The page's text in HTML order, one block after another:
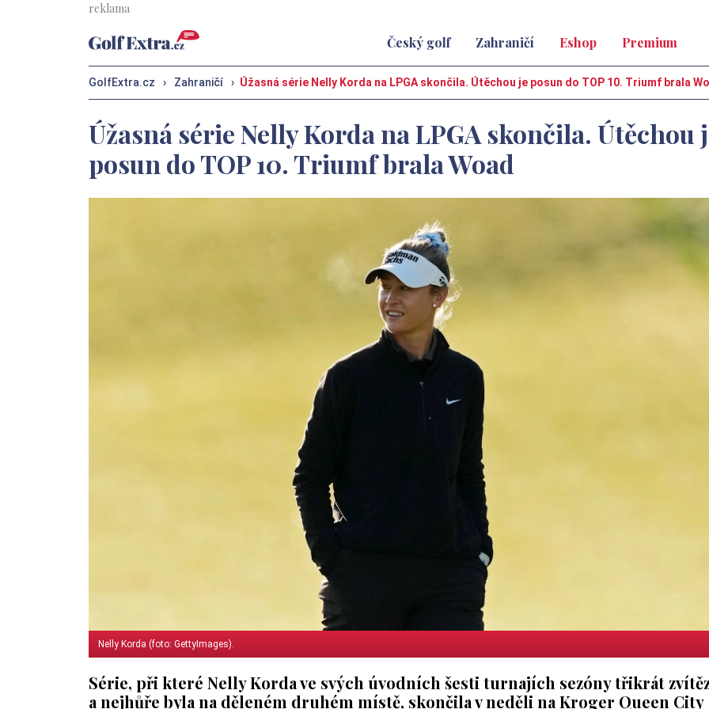
Český golf Zahraničí Eshop Premium
GolfExtra.cz › Zahraničí › Úžasná série Nelly Korda na LPGA skončila. Útěchou je posun do TOP 10. Triumf brala
Úžasná série Nelly Korda na LPGA skončila. Útěchou
posun do TOP 10. Triumf brala Woad
Nelly Korda (foto: GettyImages).
Série, při které Nelly Korda ve svých úvodních šesti turnajích sezóny třikrát
a nejhůře byla na děleném druhém místě, skončila v neděli na Kroger Queen City